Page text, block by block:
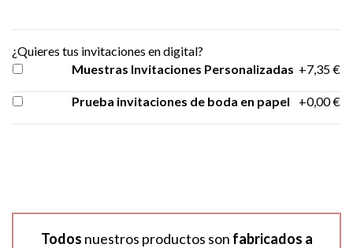
¿Quieres tus invitaciones en digital?
Muestras Invitaciones Personalizadas +7,35 €
Prueba invitaciones de boda en papel +0,00 €
Todos nuestros productos son fabricados a